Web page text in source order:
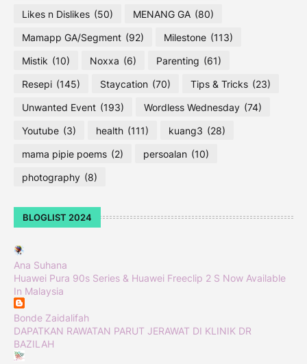
Likes n Dislikes (50) MENANG GA (80)
Mamapp GA/Segment (92) Milestone (113)
Mistik (10) Noxxa (6) Parenting (61)
Resepi (145) Staycation (70) Tips & Tricks (23)
Unwanted Event (193) Wordless Wednesday (74)
Youtube (3) health (111) kuang3 (28)
mama pipie poems (2) persoalan (10)
photography (8)
BLOGLIST 2024
Ana Suhana
Huawei Pura 90s Series & Huawei Freeclip 2 S Now Available
In Malaysia
Bonde Zaidalifah
DAPATKAN RAWATAN PARUT JERAWAT DI KLINIK DR
BAZILAH